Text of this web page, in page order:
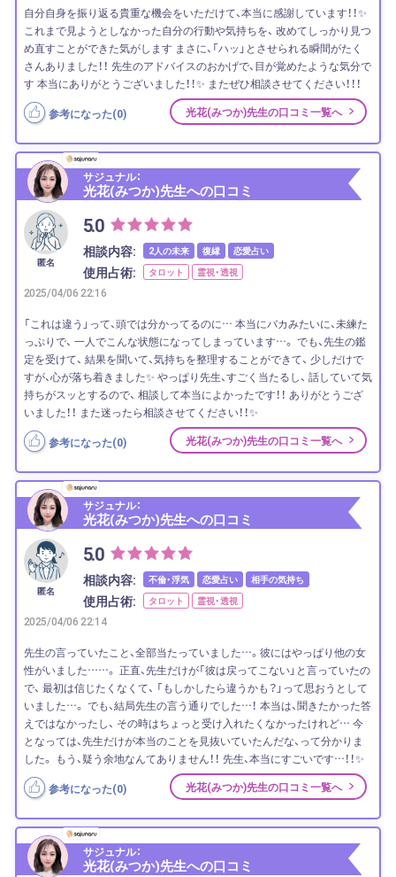
自分自身を振り返る貴重な機会をいただけて、本当に感謝しています！！✨
これまで見ようとしなかった自分の行動や気持ちを、 改めてしっかり見つ
め直すことができた気がします まさに、「ハッ」とさせられる瞬間がたく
さんありました！！ 先生のアドバイスのおかげで、目が覚めたような気分で
す 本当にありがとうございました！！✨ またぜひ相談させてください！！！
参考になった(0) 光花(みつか)先生の口コミ一覧へ
サジュナル：
光花(みつか)先生への口コミ
匿名
5.0
相談内容: 2人の未来 復縁 恋愛占い
使用占術: タロット 霊視・透視
2025/04/06 22:16
「これは違う」って、頭では分かってるのに… 本当にバカみたいに、未練た
っぷりで、 一人でこんな状態になってしまっています…。 でも、先生の鑑
定を受けて、 結果を聞いて、気持ちを整理することができて、 少しだけで
すが、心が落ち着きました✨ やっぱり先生、すごく当たるし、 話していて気
持ちがスッとするので、 相談して本当によかったです！！ ありがとうござ
いました！！ また迷ったら相談させてください！！✨
参考になった(0) 光花(みつか)先生の口コミ一覧へ
サジュナル：
光花(みつか)先生への口コミ
匿名
5.0
相談内容: 不倫・浮気 恋愛占い 相手の気持ち
使用占術: タロット 霊視・透視
2025/04/06 22:14
先生の言っていたこと、全部当たっていました…。彼にはやっぱり他の女
性がいました……。 正直、先生だけが「彼は戻ってこない」と言っていたの
で、 最初は信じたくなくて、 「もしかしたら違うかも？」って思おうとして
いました…。 でも、結局先生の言う通りでした…！ 本当は、聞きたかった答
えではなかったし、 その時はちょっと受け入れたくなかったけれど… 今
となっては、先生だけが本当のことを見抜いていたんだな、って分かりま
した。 もう、疑う余地なんてありません！！ 先生、本当にすごいです…！！✨
参考になった(0) 光花(みつか)先生の口コミ一覧へ
サジュナル：
光花(みつか)先生への口コミ